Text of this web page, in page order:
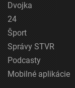
Dvojka
24
Šport
Správy STVR
Podcasty
Mobilné aplikácie